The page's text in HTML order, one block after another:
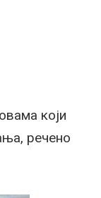
који
речено